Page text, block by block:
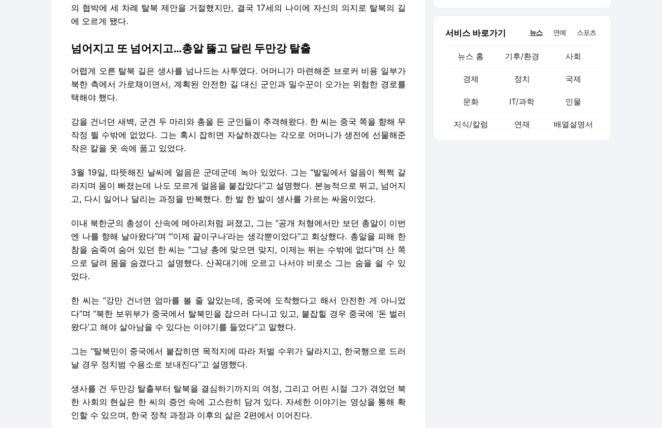
의 협박에 세 차례 탈북 제안을 거절했지만, 결국 17세의 나이에 자신의 의지로 탈북의 길
에 오르게 됐다.
넘어지고 또 넘어지고…총알 뚫고 달린 두만강 탈출
어렵게 오른 탈북 길은 생사를 넘나드는 사투였다. 어머니가 마련해준 브로커 비용 일부가
북한 측에서 가로채이면서, 계획된 안전한 길 대신 군인과 밀수꾼이 오가는 위험한 경로를
택해야 했다.
강을 건너던 새벽, 군견 두 마리와 총을 든 군인들이 추격해왔다. 한 씨는 중국 쪽을 향해 무
작정 뛸 수밖에 없었다. 그는 혹시 잡히면 자살하겠다는 각오로 어머니가 생전에 선물해준
작은 칼을 옷 속에 품고 있었다.
3월 19일, 따뜻해진 날씨에 얼음은 군데군데 녹아 있었다. 그는 “발밑에서 얼음이 쩍쩍 갈
라지며 몸이 빠졌는데 나도 모르게 얼음을 붙잡았다”고 설명했다. 본능적으로 뛰고, 넘어지
고, 다시 일어나 달리는 과정을 반복했다. 한 발 한 발이 생사를 가르는 싸움이었다.
이내 북한군의 총성이 산속에 메아리처럼 퍼졌고, 그는 “공개 처형에서만 보던 총알이 이번
엔 나를 향해 날아왔다”며 “‘이제 끝이구나’라는 생각뿐이었다”고 회상했다. 총알을 피해 한
참을 숨죽여 숨어 있던 한 씨는 “그냥 총에 맞으면 맞지, 이제는 뛰는 수밖에 없다”며 산 쪽
으로 달려 몸을 숨겼다고 설명했다. 산꼭대기에 오르고 나서야 비로소 그는 숨을 쉴 수 있
었다.
한 씨는 “강만 건너면 엄마를 볼 줄 알았는데, 중국에 도착했다고 해서 안전한 게 아니었
다”며 “북한 보위부가 중국에서 탈북민을 잡으러 다니고 있고, 붙잡힐 경우 중국에 ‘돈 벌러
왔다’고 해야 살아남을 수 있다는 이야기를 들었다”고 말했다.
그는 “탈북민이 중국에서 붙잡히면 목적지에 따라 처벌 수위가 달라지고, 한국행으로 드러
날 경우 정치범 수용소로 보내진다”고 설명했다.
생사를 건 두만강 탈출부터 탈북을 결심하기까지의 여정, 그리고 어린 시절 그가 겪었던 북
한 사회의 현실은 한 씨의 증언 속에 고스란히 담겨 있다. 자세한 이야기는 영상을 통해 확
인할 수 있으며, 한국 정착 과정과 이후의 삶은 2편에서 이어진다.
서비스 바로가기 뉴스 연예 스포츠
뉴스 홈 기후/환경 사회
경제 정치 국제
문화 IT/과학 인물
지식/칼럼 연재 배열설명서